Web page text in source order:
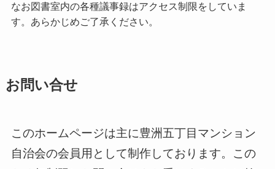
なお図書室内の各種議事録はアクセス制限をしていま
す。あらかじめご了承ください。
お問い合せ
このホームページは主に豊洲五丁目マンション
自治会の会員用として制作しております。この